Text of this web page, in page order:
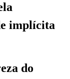
implícita
do